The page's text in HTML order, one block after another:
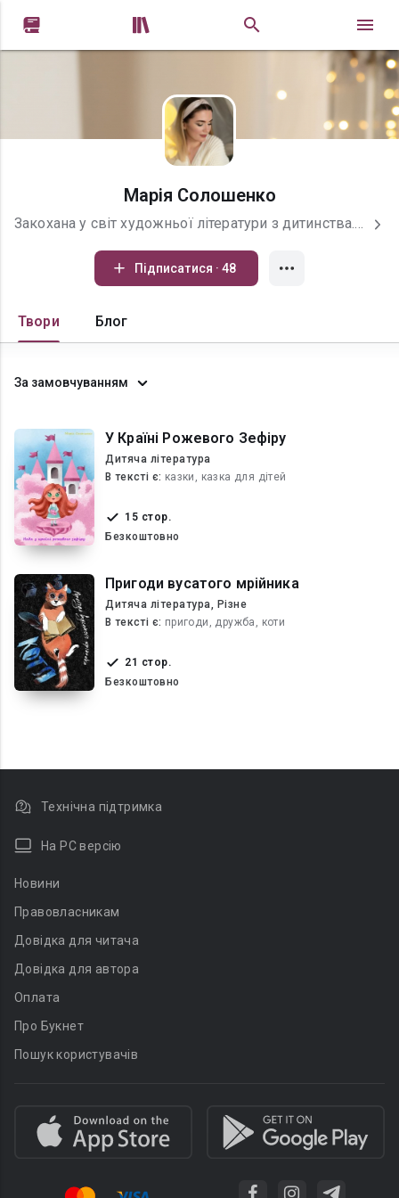
 
Марія Солошенко
Закохана у світ художньої літератури з дитинства. Скільки себе пам'ятаю — завжди любила читати. Ковтала цікаві книжки одна за одною та щиро співпереживала героям. Поступово почала писати власні твори — вірші та прозу. Закінчила Києво-Могилянську академію за спеціальністю українська філологія. Також навчалася на журналістиці, вправляючись у написанні статей. Проте душа завжди тяжіла до літературної творчості. Зараз пробую себе у написанні казок — їх можна знайти на цій сторінці. Іноді редагую тексти авторів-початківців — звертайся по допомогу, будемо товаришувати та обмінюватися досвідом.
Підписатися · 48
Твори Блог
За замовчуванням
У Країні Рожевого Зефіру
Дитяча література
В текcті є: казки, казка для дітей
15 стор.
Безкоштовно
Пригоди вусатого мрійника
Дитяча література, Різне
В текcті є: пригоди, дружба, коти
21 стор.
Безкоштовно
Технічна підтримка
На PC версію
Новини
Правовласникам
Довідка для читача
Довідка для автора
Оплата
Про Букнет
Пошук користувачів